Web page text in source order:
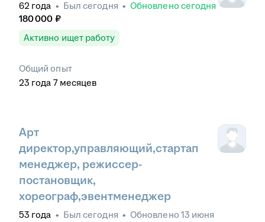
62 года • Был сегодня • Обновлено сегодня
180 000 ₽
Активно ищет работу
Общий опыт
23 года 7 месяцев
Арт
директор,управляющий,стартап
менеджер, режиссер-
постановщик,
хореограф,эвентменеджер
53 года • Был сегодня • Обновлено 13 июня